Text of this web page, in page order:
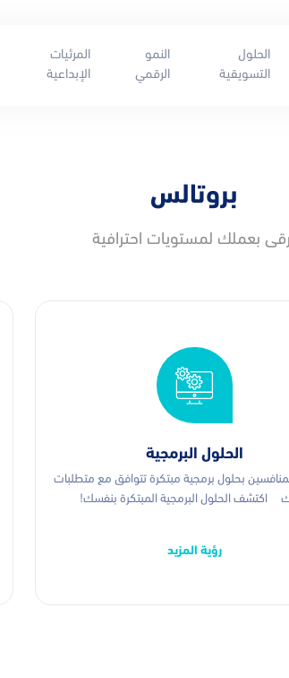
الحلول
التسويقية
النمو
الرقمي
المرئيات
الإبداعية
بروتالس
بعملك لمستويات احترافية
الحلول البرمجية
بحلول برمجية مبتكرة تتوافق مع متطلبات
اكتشف الحلول البرمجية المبتكرة بنفسك!
رؤية المزيد